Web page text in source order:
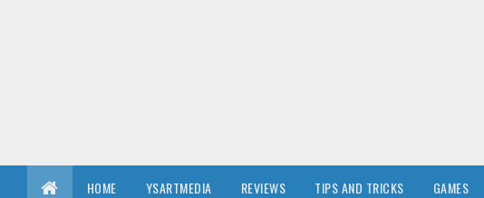
HOME YSARTMEDIA REVIEWS TIPS AND TRICKS GAMES